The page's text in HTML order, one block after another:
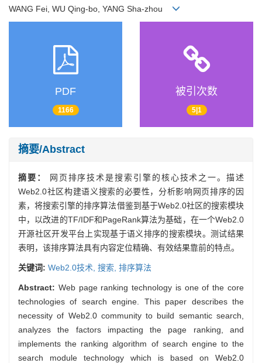
WANG Fei, WU Qing-bo, YANG Sha-zhou
PDF
1166
被引次数
5|1
摘要/Abstract
摘要：
网页排序技术是搜索引擎的核心技术之一。描述
Web2.0社区构建语义搜索的必要性，分析影响网页排序的因
素，将搜索引擎的排序算法借鉴到基于Web2.0社区的搜索模块
中，以改进的TF/IDF和PageRank算法为基础，在一个Web2.0
开源社区开发平台上实现基于语义排序的搜索模块。测试结果
表明，该排序算法具有内容定位精确、有效结果靠前的特点。
关键词: Web2.0技术, 搜索, 排序算法
Abstract: Web page ranking technology is one of the core
technologies of search engine. This paper describes the
necessity of Web2.0 community to build semantic search,
analyzes the factors impacting the page ranking, and
implements the ranking algorithm of search engine to the
search module technology which is based on Web2.0